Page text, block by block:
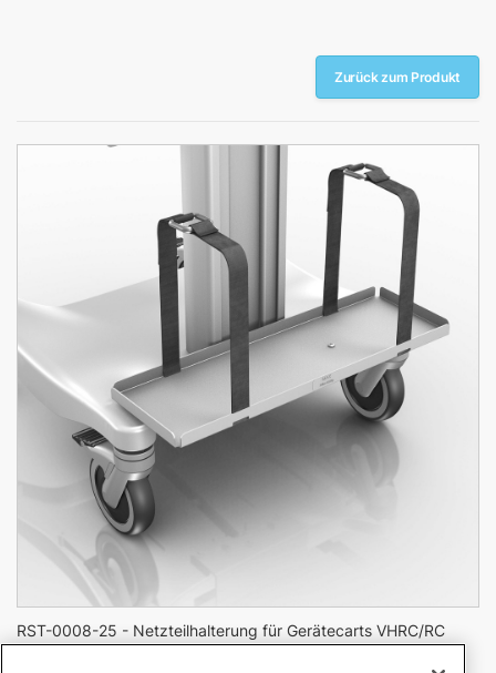
Zurück zum Produkt
RST-0008-25 - Netzteilhalterung für Gerätecarts VHRC/RC